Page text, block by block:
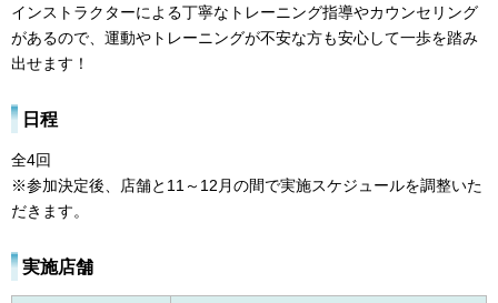
インストラクターによる丁寧なトレーニング指導やカウンセリング
があるので、運動やトレーニングが不安な方も安心して一歩を踏み
出せます！
日程
全4回
※参加決定後、店舗と11～12月の間で実施スケジュールを調整いた
だきます。
実施店舗